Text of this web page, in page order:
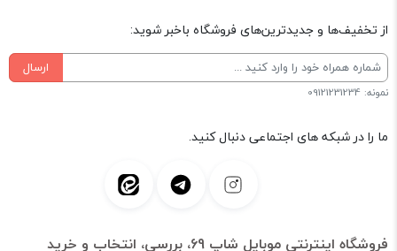
از تخفیف‌ها و جدیدترین‌های فروشگاه باخبر شوید:
ارسال
نمونه: 09121231234
ما را در شبکه های اجتماعی دنبال کنید.
فروشگاه اینترنتی موبایل شاپ 69، بررسی، انتخاب و خرید